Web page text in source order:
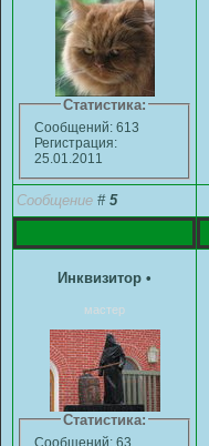
Статистика:
Сообщений: 613
Регистрация:
25.01.2011
Сообщение # 5
Инквизитор •
мастер
Статистика: